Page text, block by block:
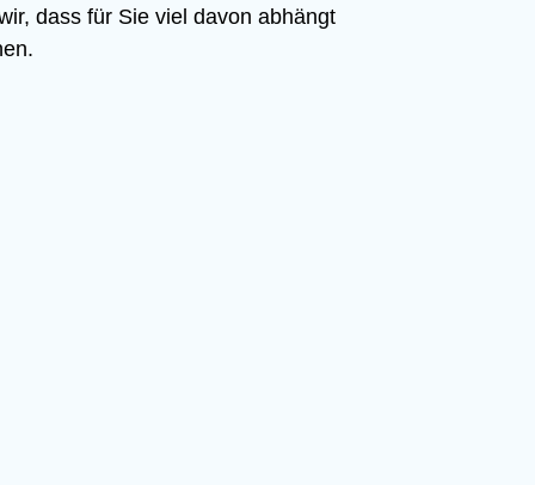
dass für Sie viel davon abhängt